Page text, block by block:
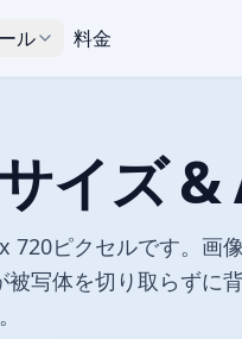
ル 料金
イズ
ピクセルです。画
写体を切り取らずに